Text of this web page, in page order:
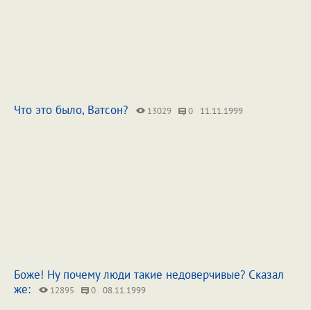
Что это было, Ватсон? 13029 0 11.11.1999
Боже! Ну почему люди такие недоверчивые? Сказал
же:
12895 0 08.11.1999